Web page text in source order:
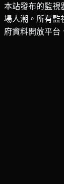
本站發布的監視
場人潮。所有監
府資料開放平台